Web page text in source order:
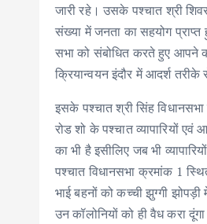
जारी रहे। उसके पश्चात श्री
संख्या में जनता का सहयोग
सभा को संबोधित करते हुए आपने
क्रियान्वयन इंदौर में आदर्श तरीके
इसके पश्चात श्री सिंह
रोड शो के पश्चात व्यापारियों
का भी है इसीलिए जब भी
पश्चात विधानसभा क्रमांक 1
भाई बहनों को कच्ची झुग्गी
उन कॉलोनियों को ही वैध करा